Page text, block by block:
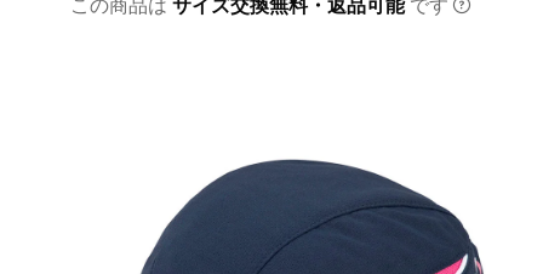
この商品は サイズ交換無料・返品可能 です